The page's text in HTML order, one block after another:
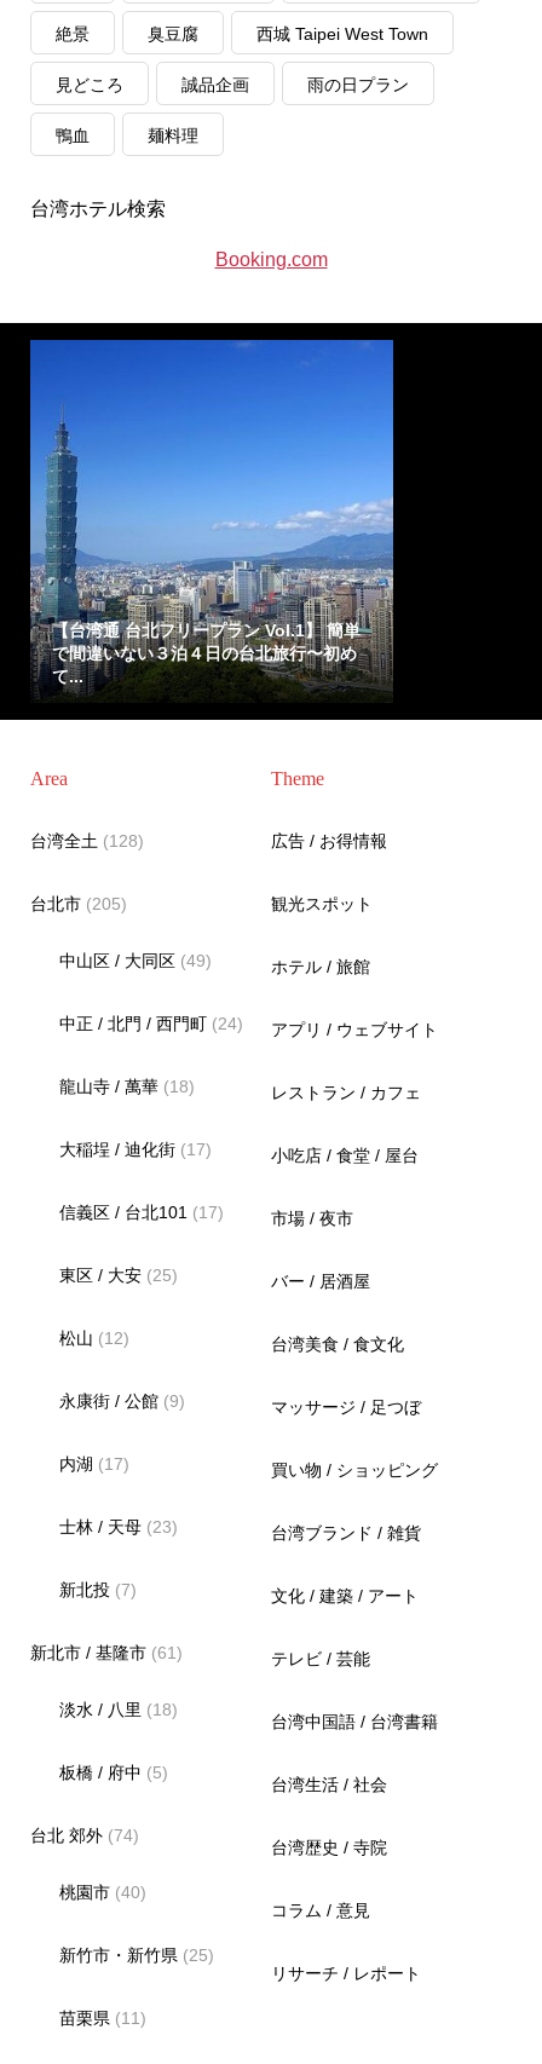
絶景 臭豆腐 西城 Taipei West Town
見どころ 誠品企画 雨の日プラン
鴨血 麺料理
台湾ホテル検索
Booking.com
【台湾通 台北フリープラン Vol.1】 簡単
で間違いない３泊４日の台北旅行〜初め
て...
Area
台湾全土 (128)
台北市(205)
中山区 / 大同区 (49)
中正 / 北門 / 西門町 (24)
龍山寺 / 萬華 (18)
大稲埕 / 迪化街 (17)
信義区 / 台北101 (17)
東区 / 大安 (25)
松山 (12)
永康街 / 公館 (9)
内湖 (17)
士林 / 天母 (23)
新北投 (7)
新北市 / 基隆市(61)
淡水 / 八里 (18)
板橋 / 府中 (5)
台北 郊外(74)
桃園市 (40)
新竹市・新竹県 (25)
苗栗県 (11)
Theme
広告 / お得情報
観光スポット
ホテル / 旅館
アプリ / ウェブサイト
レストラン / カフェ
小吃店 / 食堂 / 屋台
市場 / 夜市
バー / 居酒屋
台湾美食 / 食文化
マッサージ / 足つぼ
買い物 / ショッピング
台湾ブランド / 雑貨
文化 / 建築 / アート
テレビ / 芸能
台湾中国語 / 台湾書籍
台湾生活 / 社会
台湾歴史 / 寺院
コラム / 意見
リサーチ / レポート